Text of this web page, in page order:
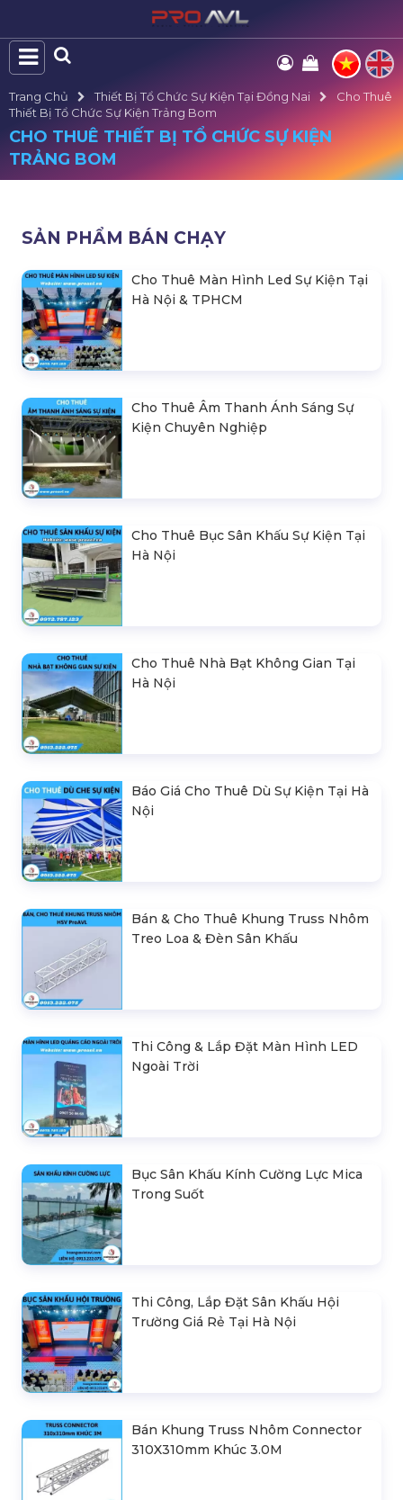
Trang Chủ Thiết Bị Tổ Chức Sự Kiện Tại Đồng Nai
Cho Thuê
Thiết Bị Tổ Chức Sự Kiện Trảng Bom
CHO THUÊ THIẾT BỊ TỔ CHỨC SỰ KIỆN
TRẢNG BOM
SẢN PHẨM BÁN CHẠY
Cho Thuê Màn Hình Led Sự Kiện Tại
Hà Nội & TPHCM
Cho Thuê Âm Thanh Ánh Sáng Sự
Kiện Chuyên Nghiệp
Cho Thuê Bục Sân Khấu Sự Kiện Tại
Hà Nội
Cho Thuê Nhà Bạt Không Gian Tại
Hà Nội
Báo Giá Cho Thuê Dù Sự Kiện Tại Hà
Nội
Bán & Cho Thuê Khung Truss Nhôm
Treo Loa & Đèn Sân Khấu
Thi Công & Lắp Đặt Màn Hình LED
Ngoài Trời
Bục Sân Khấu Kính Cường Lực Mica
Trong Suốt
Thi Công, Lắp Đặt Sân Khấu Hội
Trường Giá Rẻ Tại Hà Nội
Bán Khung Truss Nhôm Connector
310X310mm Khúc 3.0M